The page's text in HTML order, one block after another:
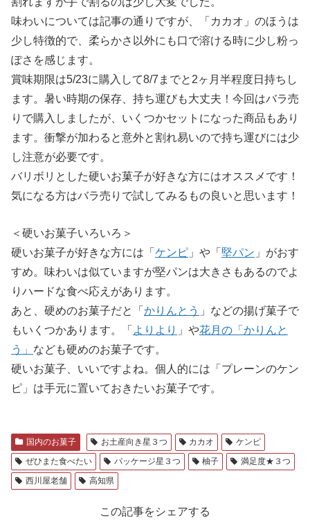
味わいについては記事の通りですが、「カカオ」のほうは
少し特徴的で、柔らかさ以外にも口で溶ける時に少し粉っ
ぽさを感じます。
賞味期限は5/23に購入して8/7までと2ヶ月半程度日持ちし
ます。暑い時期の保存、持ち運びも大丈夫！今回はバラ売
りで購入しましたが、いくつかセットになった商品もあり
ます。衝撃が加わると意外と割れ易いので持ち運びには少
し注意が必要です。
バリボリとした硬いお菓子が好きな方にはオススメです！
気になる方はバラ売りで試してみるもの良いと思います！
＜硬いお菓子いろいろ＞
硬いお菓子が好きな方には「 ケンピ 」や「 堅パン 」がおす
すめ。味わいは似ていますが堅パンは大きさもあるのでよ
りハードな食べ応えがあります。
あと、硬めのお菓子だと「 かりんとう 」などの揚げ菓子で
もいくつかあります。「 よりより 」や花月の「かりんと
う」 なども硬めのお菓子です。
硬いお菓子、いいですよね。個人的には「プレーンのケン
ピ」は手元に置いておきたいお菓子です。
国内のお菓子 お土産向き星３つ カカオ
ケンピ
ぜひまた食べたい
パッケージ星３つ 柚子
満足度★３つ
西川屋老舗
高知県
この記事をシェアする